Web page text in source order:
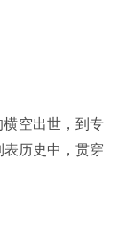
空出世，到专
历史中，贯穿